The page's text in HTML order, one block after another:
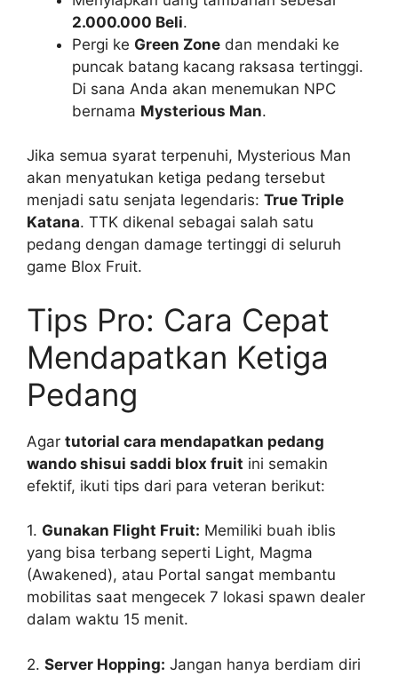
2.000.000 Beli.
Pergi ke Green Zone dan mendaki ke
puncak batang kacang raksasa tertinggi.
Di sana Anda akan menemukan NPC
bernama Mysterious Man.
Jika semua syarat terpenuhi, Mysterious Man
akan menyatukan ketiga pedang tersebut
menjadi satu senjata legendaris: True Triple
Katana. TTK dikenal sebagai salah satu
pedang dengan damage tertinggi di seluruh
game Blox Fruit.
Tips Pro: Cara Cepat
Mendapatkan Ketiga
Pedang
Agar tutorial cara mendapatkan pedang
wando shisui saddi blox fruit ini semakin
efektif, ikuti tips dari para veteran berikut:
1. Gunakan Flight Fruit: Memiliki buah iblis
yang bisa terbang seperti Light, Magma
(Awakened), atau Portal sangat membantu
mobilitas saat mengecek 7 lokasi spawn dealer
dalam waktu 15 menit.
2. Server Hopping: Jangan hanya berdiam diri